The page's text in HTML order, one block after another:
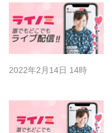
2022年2月14日 14時